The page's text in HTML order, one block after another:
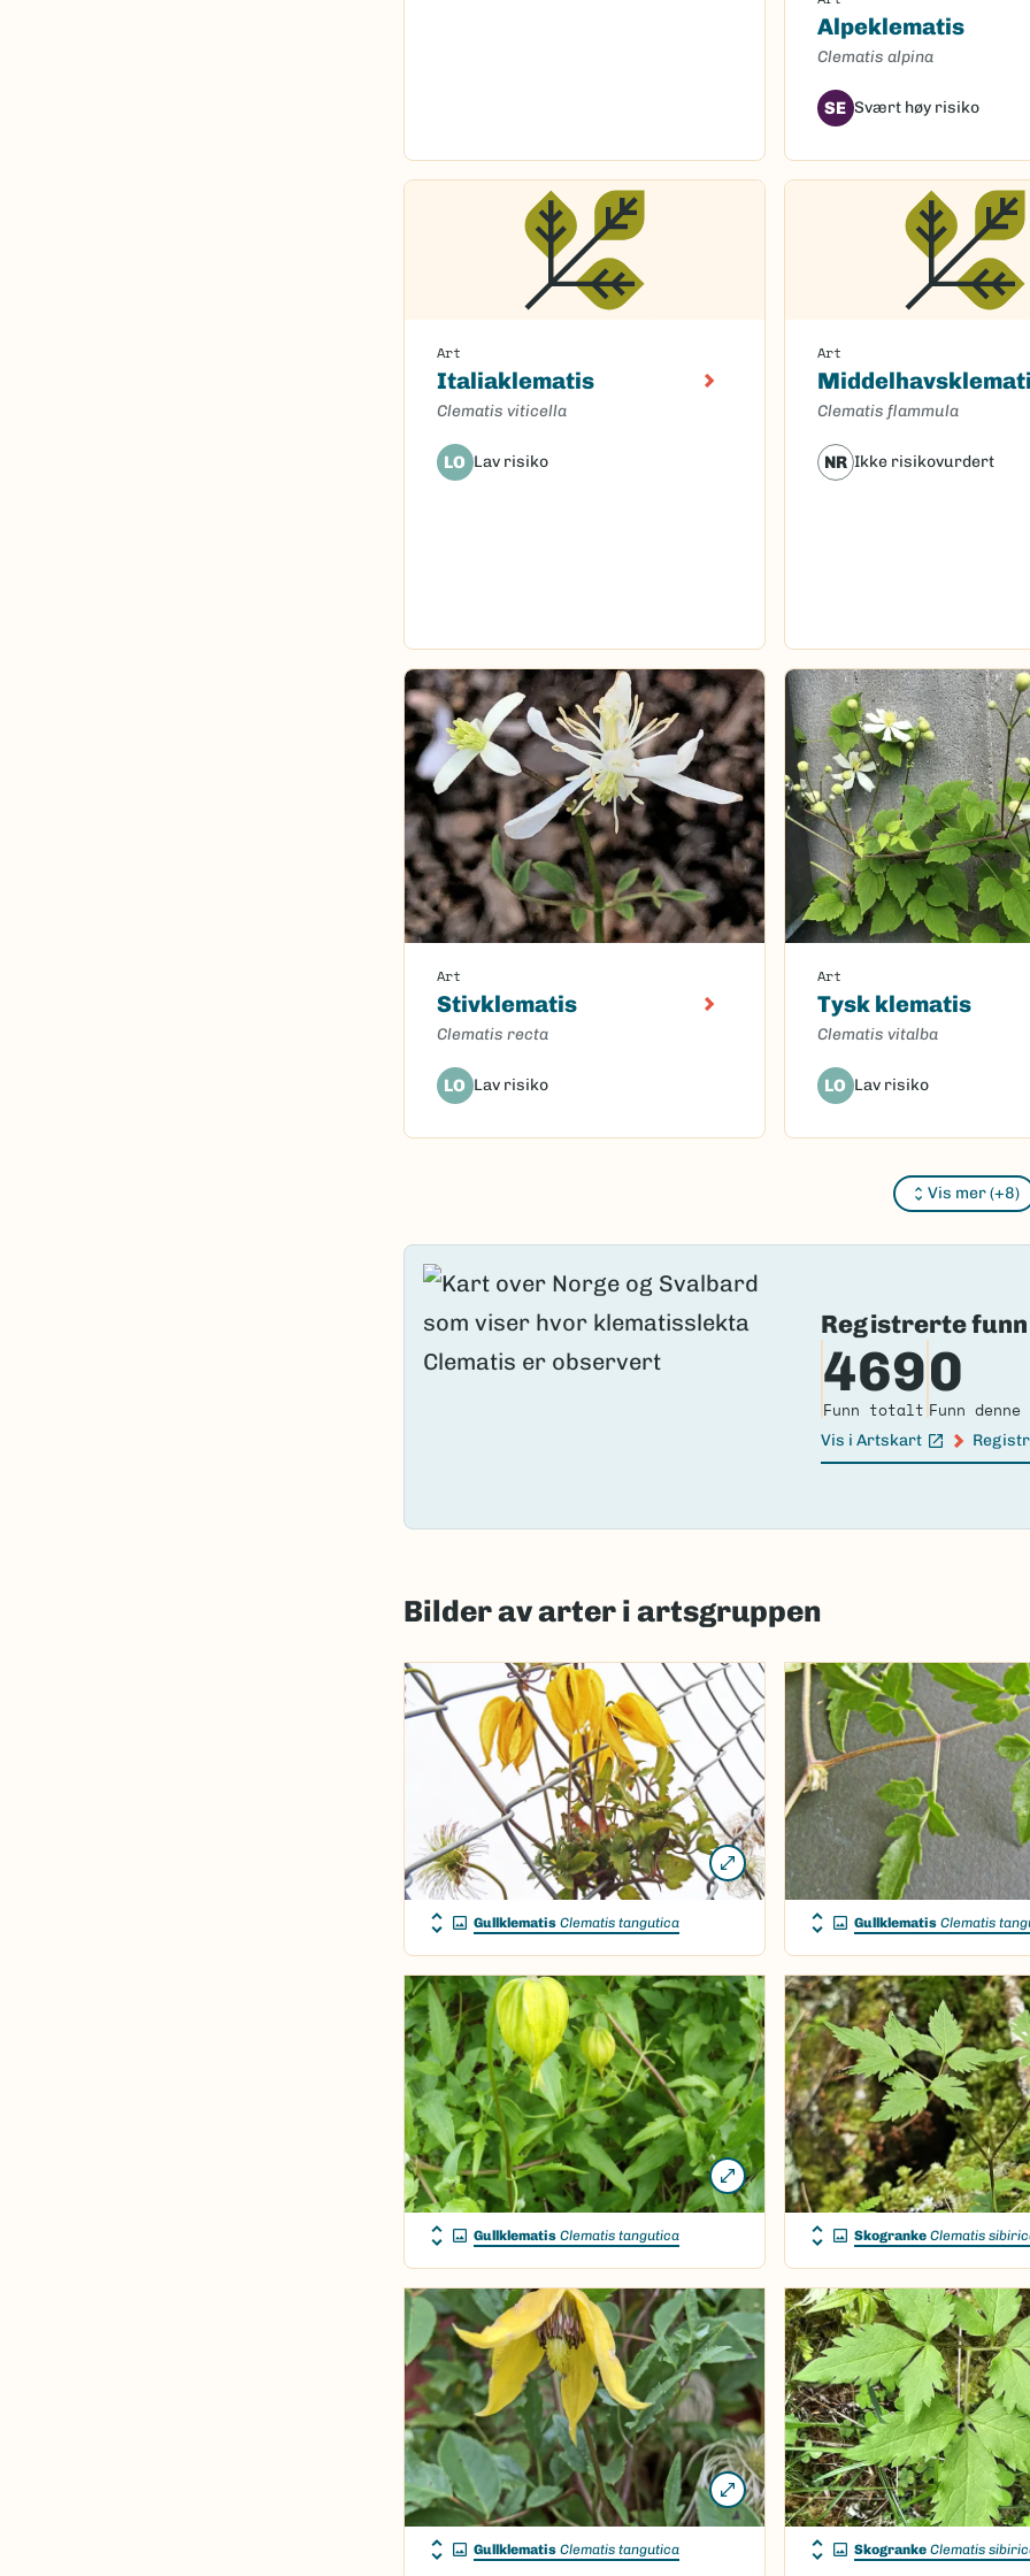
Alpeklematis
Clematis alpina
SE Svært høy risiko
Art
Italiaklematis
Clematis viticella
LO Lav risiko
Art
Clematis flammula
NR Ikke risikovurdert
Art
Stivklematis
Clematis recta
LO Lav risiko
Art
Tysk klematis
Clematis vitalba
LO Lav risiko
Vis mer (+8)
Registrerte funn
469
Funn totalt
0
Funn denne
Vis i Artskart
(Ekstern lenke)
Bilder av arter i artsgruppen
Gullklematis Clematis tangutica Gullklematis Clematis
Gullklematis Clematis tangutica Skogranke Clematis
Gullklematis Clematis tangutica Skogranke Clematis